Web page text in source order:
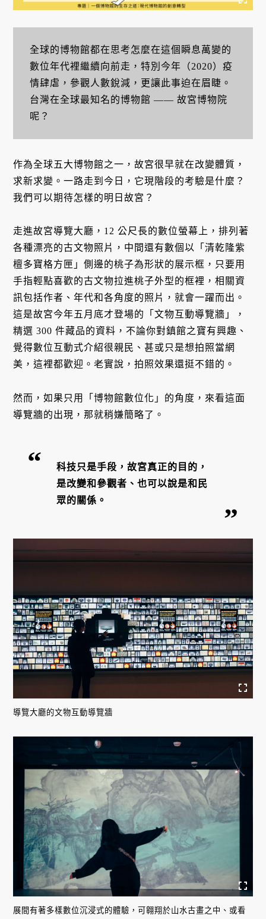
全球的博物館都在思考怎麼在這個瞬息萬變的
數位年代裡繼續向前走，特別今年（2020）疫
情肆虐，參觀人數銳減，更讓此事迫在眉睫。
台灣在全球最知名的博物館 —— 故宮博物院
呢？
作為全球五大博物館之一，故宮很早就在改變體質，
求新求變。一路走到今日，它現階段的考驗是什麼？
我們可以期待怎樣的明日故宮？
走進故宮導覽大廳，12 公尺長的數位螢幕上，排列著
各種漂亮的古文物照片，中間還有數個以「清乾隆紫
檀多寶格方匣」側邊的桃子為形狀的展示框，只要用
手指輕點喜歡的古文物拉進桃子外型的框裡，相關資
訊包括作者、年代和各角度的照片，就會一躍而出。
這是故宮今年五月底才登場的「文物互動導覽牆」，
精選 300 件藏品的資料，不論你對鎮館之寶有興趣、
覺得數位互動式介紹很親民、甚或只是想拍照當網
美，這裡都歡迎。老實說，拍照效果還挺不錯的。
然而，如果只用「博物館數位化」的角度，來看這面
導覽牆的出現，那就稍嫌簡略了。
科技只是手段，故宮真正的目的，
是改變和參觀者、也可以說是和民
眾的關係。
導覽大廳的文物互動導覽牆
展間有著多樣數位沉浸式的體驗，可翱翔於山水古畫之中、或看